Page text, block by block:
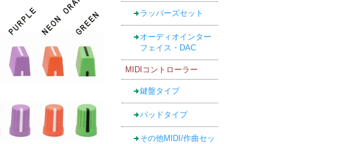
ラッパーズセット
オーディオインター
フェイス・DAC
MIDIコントローラー
鍵盤タイプ
パッドタイプ
その他MIDI/作曲セッ